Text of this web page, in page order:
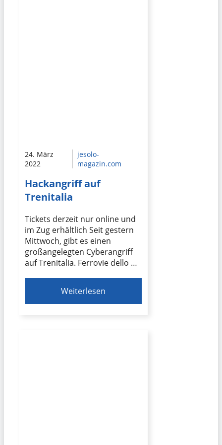
24. März
2022
jesolo-
magazin.com
Hackangriff auf
Trenitalia
Tickets derzeit nur online und
im Zug erhältlich Seit gestern
Mittwoch, gibt es einen
großangelegten Cyberangriff
auf Trenitalia. Ferrovie dello …
Weiterlesen